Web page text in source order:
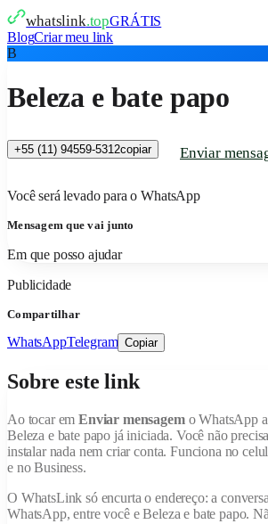
whatslink.topGRÁTIS
BlogCriar meu link
B
Beleza e bate papo
+55 (11) 94559-5312copiar Enviar
Você será levado para o WhatsApp
Mensagem que vai junto
Em que posso ajudar
Publicidade
Compartilhar
WhatsAppTelegram Copiar
Sobre este link
Ao tocar emEnviar mensagem o WhatsApp
Beleza e bate papo já iniciada. Você não
instalar nada nem criar conta. Funciona no
e no Business.
O WhatsLink só encurta o endereço: a
WhatsApp, entre você eBeleza e bate papo.